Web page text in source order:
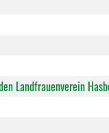
Landfrauenverein